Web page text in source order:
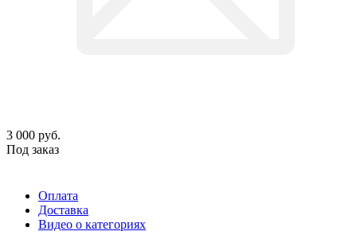
3 000 руб.
Под заказ
Оплата
Доставка
Видео о категориях